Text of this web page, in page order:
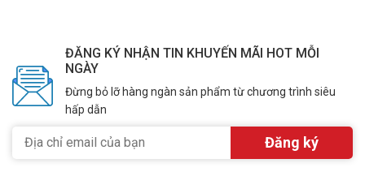
ĐĂNG KÝ NHẬN TIN KHUYẾN MÃI HOT MỖI
NGÀY
Đừng bỏ lỡ hàng ngàn sản phẩm từ chương trình siêu
hấp dẫn